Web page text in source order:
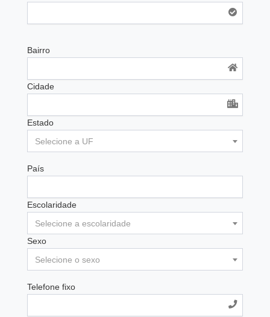
Bairro
Cidade
Estado
Selecione a UF
País
Escolaridade
Selecione a escolaridade
Sexo
Selecione o sexo
Telefone fixo